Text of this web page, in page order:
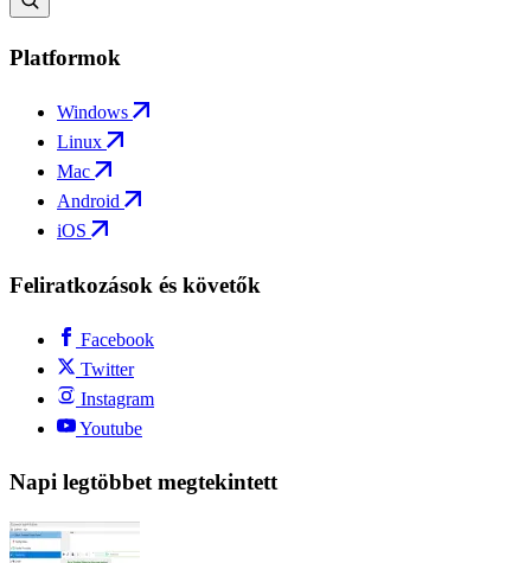
Platformok
Windows
Linux
Mac
Android
iOS
Feliratkozások és követők
Facebook
Twitter
Instagram
Youtube
Napi legtöbbet megtekintett